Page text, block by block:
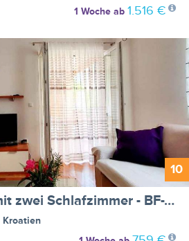
1 Wocheab 1.516 €
10
Ferienwohnung mit zwei Schlafzimmer - BF-V7M7J
Kroatien